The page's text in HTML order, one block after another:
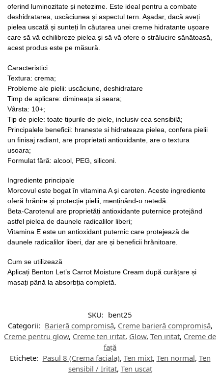
oferind luminozitate și netezime. Este ideal pentru a combate
deshidratarea, uscăciunea și aspectul tern. Așadar, dacă aveți
pielea uscată și sunteți în căutarea unei creme hidratante ușoare
care să vă echilibreze pielea și să vă ofere o strălucire sănătoasă,
acest produs este pe măsură.
Caracteristici
Textura: crema;
Probleme ale pielii: uscăciune, deshidratare
Timp de aplicare: dimineața și seara;
Vârsta: 10+;
Tip de piele: toate tipurile de piele, inclusiv cea sensibilă;
Principalele beneficii: hraneste si hidrateaza pielea, confera pielii
un finisaj radiant, are proprietati antioxidante, are o textura
usoara;
Formulat fără: alcool, PEG, siliconi.
Ingrediente principale
Morcovul este bogat în vitamina A și caroten. Aceste ingrediente
oferă hrănire și protecție pielii, menținând-o netedă.
Beta-Carotenul are proprietăți antioxidante puternice protejând
astfel pielea de daunele radicalilor liberi;
Vitamina E este un antioxidant puternic care protejează de
daunele radicalilor liberi, dar are și beneficii hrănitoare.
Cum se utilizează
Aplicați Benton Let’s Carrot Moisture Cream după curățare și
masați până la absorbția completă.
SKU: bent25
Categorii: Barieră compromisă, Creme barieră compromisă,
Creme pentru glow, Creme ten iritat, Glow, Ten iritat, Creme de
față
Etichete: Pasul 8 (Crema faciala), Ten mixt, Ten normal, Ten
sensibil / Iritat, Ten uscat